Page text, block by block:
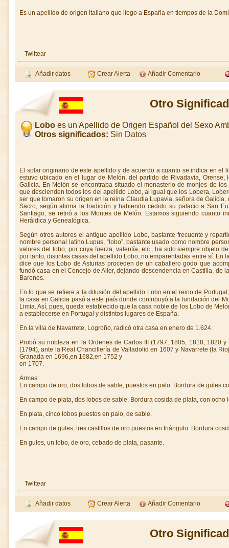
Es un apellido de origen italiano que llego a España en tiempos de la
Twittear
Añadir datos Crear Alerta Añadir Comentario
Otro
Lobo es un Apellido de Origen Español del Sexo
Otros significados: Sin Datos
El solar originario de este apellido y de acuerdo a cuanto se indica en el
estuvo ubicado en el lugar de Melón, del partido de Rivadavia,
Galicia. En Melón se encontraba situado el monasterio de monjes de
que descienden todos los del apellido Lobo, al igual que los Lobera,
ser que tomaron su origen en la reina Claudia Lupavia, señora de
Sacro, según afirma la tradición y habiendo cedido su palacio a San
Santiago, se retiró a los Montes de Melón. Estamos siguiendo cuanto
Heráldica y Genealógica.
Según otros autores el antiguo apellido Lobo, bastante frecuente y
nombre personal latino Lupus, “lobo”, bastante usado como nombre
valores del lobo, por cuya fuerza, valentía, etc., ha sido siempre objeto
por tanto, distintas casas del apellido Lobo, no emparentadas entre sí. En
dice que los Lobo de Asturias proceden de un caballero godo que
fundó casa en el Concejo de Aller, dejando descendencia en Castilla, de
Barones.
En lo que se refiere a la difusión del apellido Lobo en el reino de
la casa en Galicia pasó a este país donde contribuyó a la fundación del
Limia. Así, pues, queda establecido que la casa noble de los Lobo de
a establecerse en Portugal y distintos lugares de España.
En la villa de Navarrete, Logroño, radicó otra casa en enero de 1.624.
Probó su nobleza en la Ordenes de Carlos III (1797, 1805, 1818, 1820
(1794), ante la Real Chancillería de Valladolid en 1607 y Navarrete (la
Granada en 1696,en 1682,en 1752 y
en 1707.
Armas:
En campo de oro, dos lobos de sable, puestos en palo. Bordura de gules
En campo de plata, dos lobos de sable. Bordura cosida de plata, con ocho
En plata, cinco lobos puestos en palo, de sable.
En campo de gules, tres castillos de oro puestos en triángulo. Bordura
En gules, un lobo, de oro, cebado de plata, pasante.
Twittear
Añadir datos Crear Alerta Añadir Comentario
Otro